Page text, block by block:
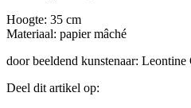
Hoogte: 35 cm
Materiaal: papier mâché
door beeldend kunstenaar: Leontine
Deel dit artikel op: